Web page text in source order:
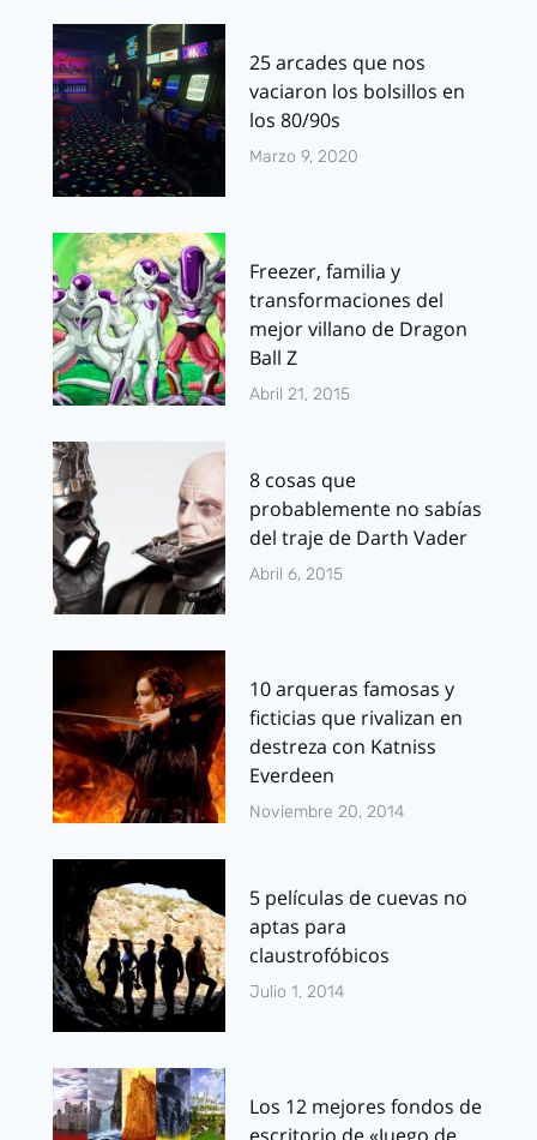
25 arcades que nos
vaciaron los bolsillos en
los 80/90s
Marzo 9, 2020
Freezer, familia y
transformaciones del
mejor villano de Dragon
Ball Z
Abril 21, 2015
8 cosas que
probablemente no sabías
del traje de Darth Vader
Abril 6, 2015
10 arqueras famosas y
ficticias que rivalizan en
destreza con Katniss
Everdeen
Noviembre 20, 2014
5 películas de cuevas no
aptas para
claustrofóbicos
Julio 1, 2014
Los 12 mejores fondos de